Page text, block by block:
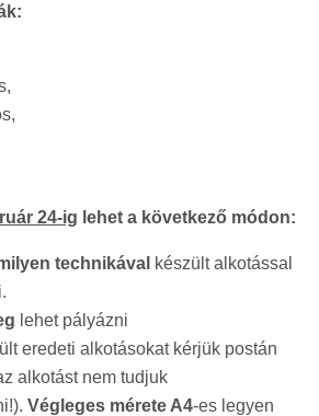
24-ig lehet a következő módon:
technikával készült alkotással
lehet pályázni
eredeti alkotásokat kérjük postán
alkotást nem tudjuk
Végleges mérete A4-es legyen